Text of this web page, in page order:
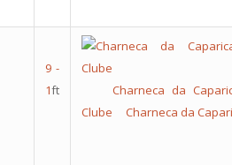
9 -
1ft
Charneca da
Clube
Charneca da